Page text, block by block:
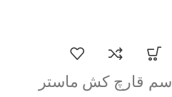
سم قارچ کش ماستر